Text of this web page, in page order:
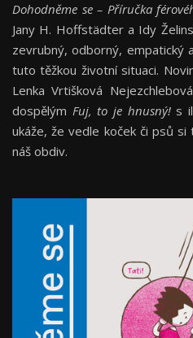
Dohodněme se – Příručka
Jany H. Hoffstädter a Idy
zevrubný, odborný, empatický
tuto těžkou životní situaci.
Lenka Vrtišková
dospělým Fuj, to je hnusný!s
ukáže, že vedle koček či psů si
náš obdiv.